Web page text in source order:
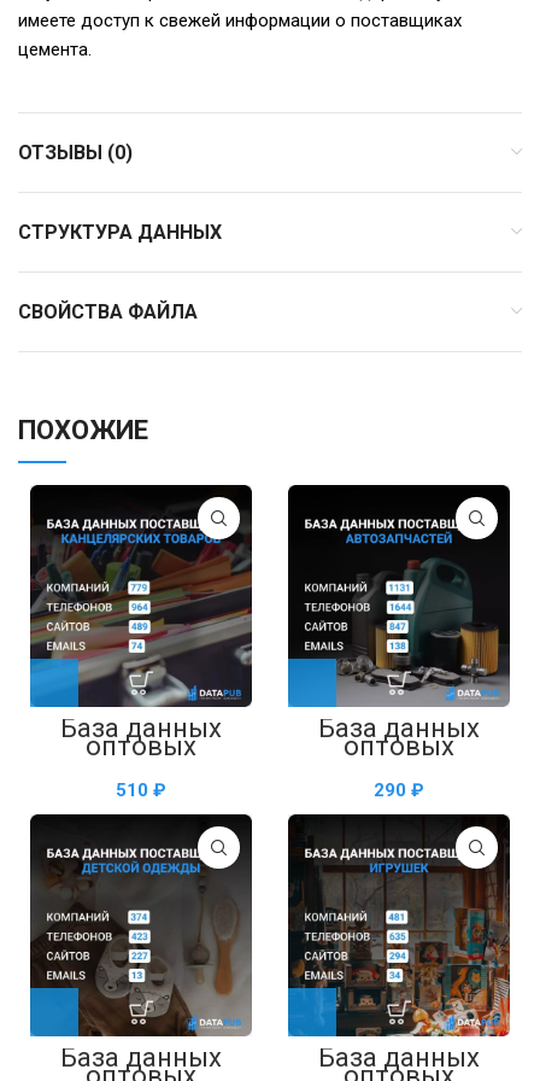
имеете доступ к свежей информации о поставщиках
цемента.
ОТЗЫВЫ (0)
СТРУКТУРА ДАННЫХ
СВОЙСТВА ФАЙЛА
ПОХОЖИЕ
База данных
оптовых
поставщиков
канцелярских
товаров —
таблица в Excel
₽
База данных
оптовых
поставщиков
автозапчастей —
таблица в Excel
₽
База данных База данных